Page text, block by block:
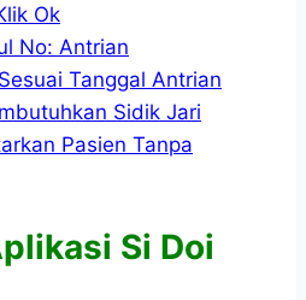
Ok
No: Antrian
Tanggal Antrian
Sidik Jari
Pasien Tanpa
Si Doi